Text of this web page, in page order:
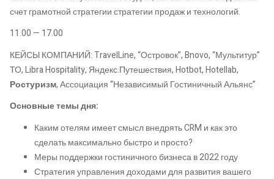
счет грамотной стратегии стратегии продаж и технологий.
11.00 — 17.00
КЕЙСЫ КОМПАНИЙ: TravelLine, “Островок”, Bnovo, “Мультитур”
ТО, Libra Hospitality, Яндекс.Путешествия, Hotbot, Hotellab,
Ростуризм, Ассоциация “Независимый Гостиничный Альянс”
Основные темы дня:
Каким отелям имеет смысл внедрять CRM и как это
сделать максимально быстро и просто?
Меры поддержки гостиничного бизнеса в 2022 году
Стратегия управления доходами для развития вашего